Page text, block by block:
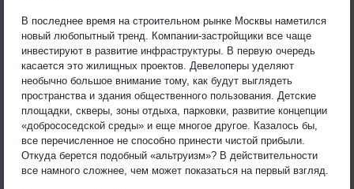
В последнее время на строительном рынке Москвы наметился
новый любопытный тренд. Компании-застройщики все чаще
инвестируют в развитие инфраструктуры. В первую очередь
касается это жилищных проектов. Девелоперы уделяют
необычно большое внимание тому, как будут выглядеть
пространства и здания общественного пользования. Детские
площадки, скверы, зоны отдыха, парковки, развитие концепции
«добрососедской среды» и еще многое другое. Казалось бы,
все перечисленное не способно принести чистой прибыли.
Откуда берется подобный «альтруизм»? В действительности
все намного сложнее, чем может показаться на первый взгляд.